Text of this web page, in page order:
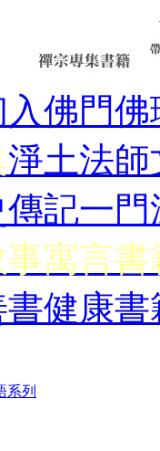
佛門佛
淨土法師
記一門
事寓言書
書健康書
系列